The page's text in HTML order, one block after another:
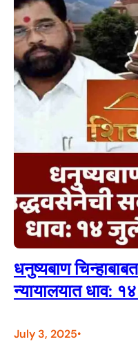
धनुष्यबाण
न्यायालयात धाव:
July 3, 2025•